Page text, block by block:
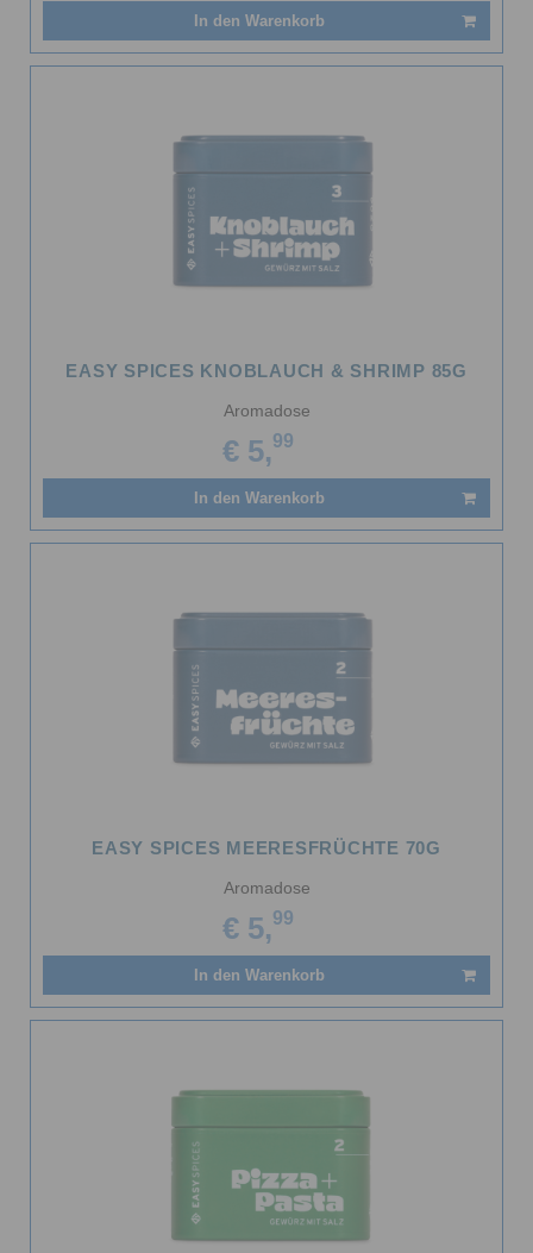
In den Warenkorb
EASY SPICES KNOBLAUCH & SHRIMP 85G
Aromadose
€ 5,99
In den Warenkorb
EASY SPICES MEERESFRÜCHTE 70G
Aromadose
€ 5,99
In den Warenkorb